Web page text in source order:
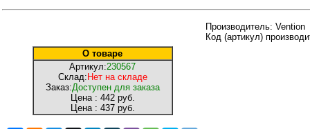
О товаре
Артикул:230567
Склад: Нет на складе
Заказ:Доступен для заказа
Цена : 442 руб.
Цена : 437 руб.
Производитель: Vention
Код (артикул)